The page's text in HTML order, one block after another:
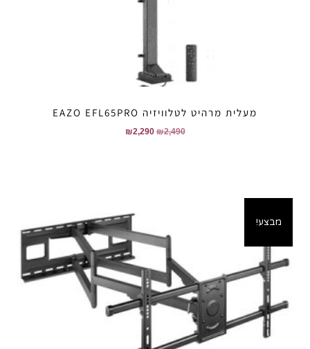
מעלית מרהיט לטלוויזיה EAZO EFL65PRO
₪2,490
₪2,290
מבצע!